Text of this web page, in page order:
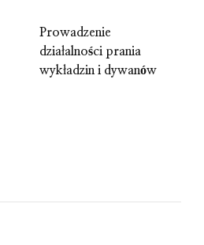
Prowadzenie
działalności prania
wykładzin i dywanów